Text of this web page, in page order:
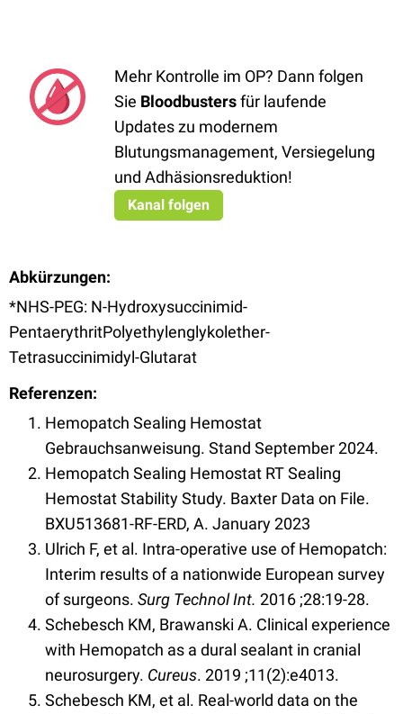
Mehr Kontrolle im OP? Dann folgen
Sie Bloodbustersfür laufende
Updates zu modernem
Blutungsmanagement, Versiegelung
und Adhäsionsreduktion!
Kanal folgen
Abkürzungen:
*NHS-PEG: N-Hydroxysuccinimid-
PentaerythritPolyethylenglykolether-
Tetrasuccinimidyl-Glutarat
Referenzen:
Hemopatch Sealing Hemostat
Gebrauchsanweisung. Stand September 2024.
Hemopatch Sealing Hemostat RT Sealing
Hemostat Stability Study. Baxter Data on File.
BXU513681-RF-ERD, A. January 2023
Ulrich F, et al. Intra-operative use of Hemopatch:
Interim results of a nationwide European survey
of surgeons. Surg Technol Int. 2016 ;28:19-28.
Schebesch KM, Brawanski A. Clinical experience
with Hemopatch as a dural sealant in cranial
neurosurgery. Cureus. 2019 ;11(2):e4013.
Schebesch KM, et al. Real-world data on the